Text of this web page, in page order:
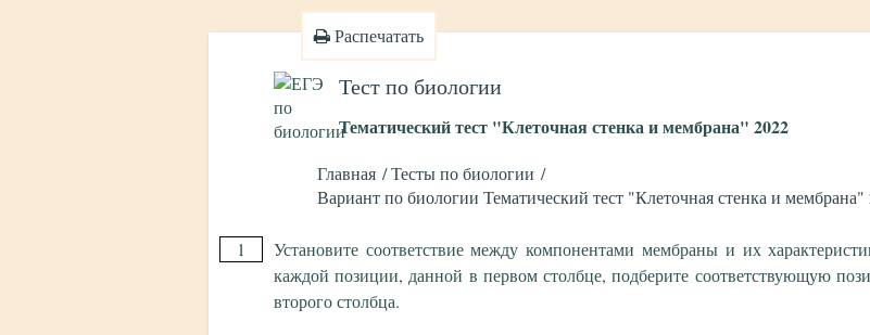
Распечатать
Тест по биологии
Тематический тест "Клеточная стенка и мембрана" 2022
Главная
Тесты по биологии
Вариант по биологии Тематический тест "Клеточная стенка и мембрана"
1
Установите соответствие между компонентами мембраны и их
каждой позиции, данной в первом столбце, подберите соответствующую
второго столбца.